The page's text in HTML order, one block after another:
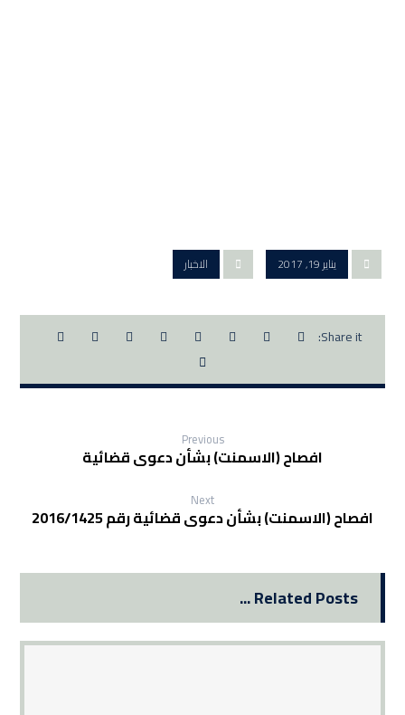
يناير 19, 2017 الاخبار
Previous
افصاح (الاسمنت) بشأن دعوى قضائية
Next
افصاح (الاسمنت) بشأن دعوى قضائية رقم 2016/1425
Related Posts ...